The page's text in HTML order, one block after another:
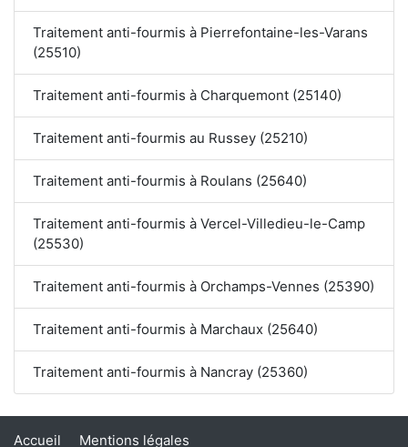
Traitement anti-fourmis à Pierrefontaine-les-Varans
(25510)
Traitement anti-fourmis à Charquemont (25140)
Traitement anti-fourmis au Russey (25210)
Traitement anti-fourmis à Roulans (25640)
Traitement anti-fourmis à Vercel-Villedieu-le-Camp
(25530)
Traitement anti-fourmis à Orchamps-Vennes (25390)
Traitement anti-fourmis à Marchaux (25640)
Traitement anti-fourmis à Nancray (25360)
Accueil Mentions légales